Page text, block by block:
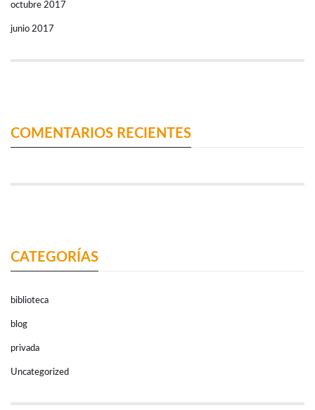
octubre 2017
junio 2017
COMENTARIOS RECIENTES
CATEGORÍAS
biblioteca
blog
privada
Uncategorized